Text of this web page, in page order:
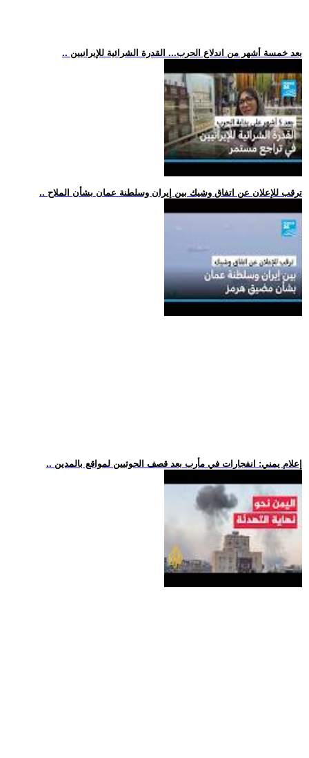
.. بعد خمسة أشهر من اندلاع الحرب... القدرة الشرائية للإيرانيين
.. ترقب للإعلان عن اتفاق وشيك بين إيران وسلطنة عمان بشأن الملاح
.. إعلام يمني: انفجارات في مأرب بعد قصف الحوثيين لمواقع بالمدين